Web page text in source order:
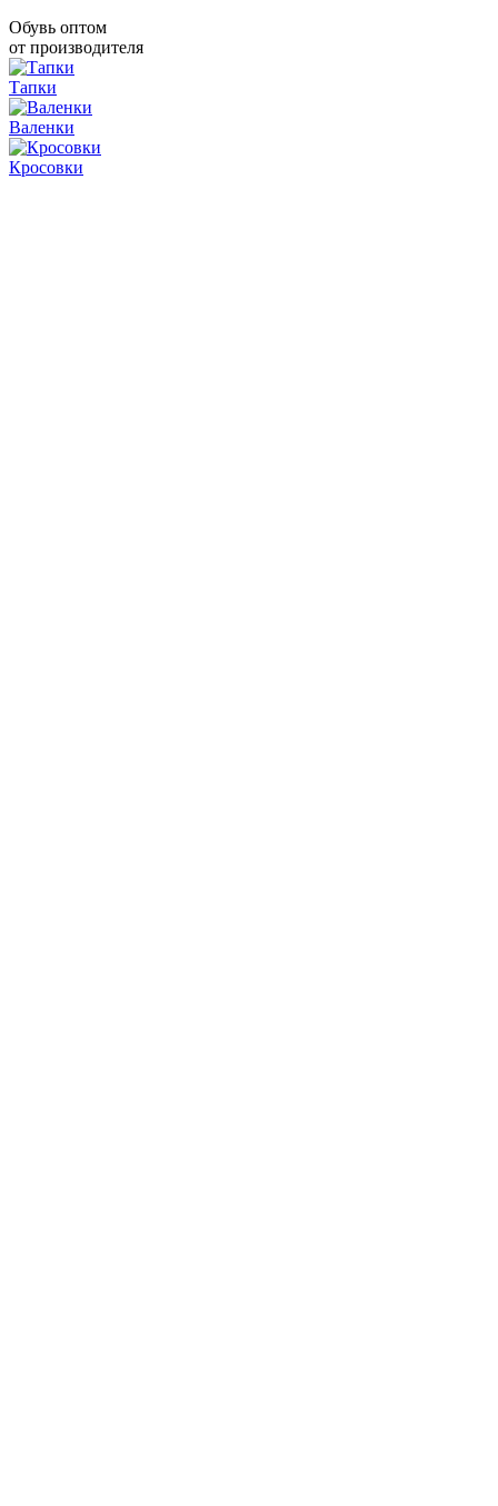
Обувь оптом
от производителя
Тапки
Валенки
Кросовки